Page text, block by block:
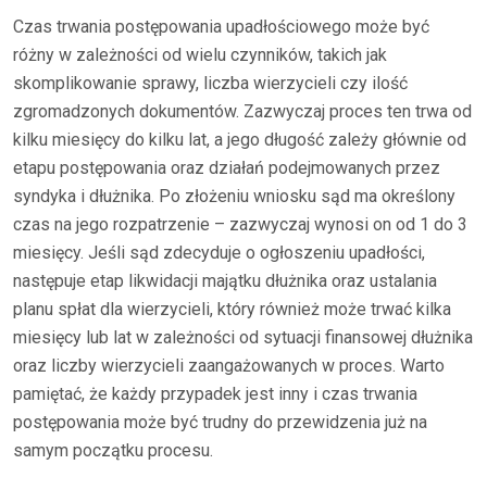
Czas trwania postępowania upadłościowego może być
różny w zależności od wielu czynników, takich jak
skomplikowanie sprawy, liczba wierzycieli czy ilość
zgromadzonych dokumentów. Zazwyczaj proces ten trwa od
kilku miesięcy do kilku lat, a jego długość zależy głównie od
etapu postępowania oraz działań podejmowanych przez
syndyka i dłużnika. Po złożeniu wniosku sąd ma określony
czas na jego rozpatrzenie – zazwyczaj wynosi on od 1 do 3
miesięcy. Jeśli sąd zdecyduje o ogłoszeniu upadłości,
następuje etap likwidacji majątku dłużnika oraz ustalania
planu spłat dla wierzycieli, który również może trwać kilka
miesięcy lub lat w zależności od sytuacji finansowej dłużnika
oraz liczby wierzycieli zaangażowanych w proces. Warto
pamiętać, że każdy przypadek jest inny i czas trwania
postępowania może być trudny do przewidzenia już na
samym początku procesu.